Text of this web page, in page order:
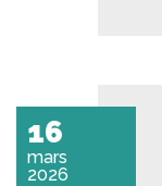
16
mars
2026